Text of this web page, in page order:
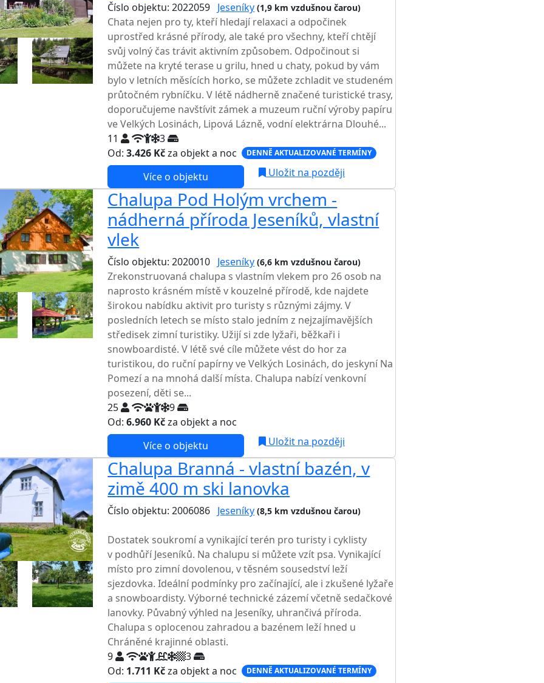
Číslo objektu: 2022059 Jeseníky (1,9 km vzdušnou čarou)
Chata nejen pro ty, kteří hledají relaxaci a odpočinek
uprostřed krásné přírody, ale také pro všechny, kteří chtějí
svůj volný čas trávit aktivním způsobem. Odpočinout si
můžete na kryté terase u grilu, hned u chaty, pokud by vám
bylo v letních měsících horko, se můžete zchladit ve studeném
průtočném rybníčku. V létě nádherně značené turistické trasy,
doporučujeme navštívit zámek a muzeum ruční výroby papíru
ve Velkých Losinách, Lipová Lázně, vodní elektrárna Dlouhé...
11
3
Od:3.426 Kčza objekt a noc DENNĚ AKTUALIZOVANÉ TERMÍNY
Více o objektu Uložit na později
Chalupa Pod Holým vrchem -
nádherná příroda Jeseníků, vlastní
vlek
Číslo objektu: 2020010 Jeseníky (6,6 km vzdušnou čarou)
Zrekonstruovaná chalupa s vlastním vlekem pro 26 osob na
naprosto krásném místě v kouzelné přírodě, kde najdete
širokou nabídku aktivit pro turisty s různými zájmy. V
posledních letech se místo stalo jedním z nejzajímavějších
středisek zimní turistiky. Užijí si zde lyžaři, běžkaři i
snowboardisté. V létě své cíle můžete vést do hor za
turistikou, do ruční papírny ve Velkých Losinách, do jeskyní Na
Pomezí a na mnohá další místa. Chalupa nabízí venkovní
posezení, děti se...
25
9
Od:6.960 Kčza objekt a noc
Více o objektu
Uložit na později
Chalupa Branná - vlastní bazén, v
zimě 400 m ski lanovka
Číslo objektu: 2006086 Jeseníky (8,5 km vzdušnou čarou)
Dostatek soukromí a vynikající terén pro turisty i cyklisty
v podhůří Jeseníků. Na chalupu si můžete vzít psa. Vynikající
místo pro zimní dovolenou, v těsném sousedství leží
sjezdovka. Ideální podmínky pro začínající, ale i zkušené lyžaře
a snowboardisty. Výborné technické zázemí včetně sedačkové
lanovky. Půvabný výhled na Jeseníky, uhrančivá příroda.
Chalupa s oplocenou zahradou a bazénem leží hned u
Chráněné krajinné oblasti.
9
3
Od: 1.711 Kčza objekt a noc DENNĚ AKTUALIZOVANÉ TERMÍNY